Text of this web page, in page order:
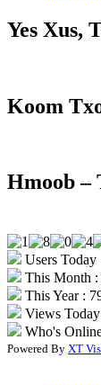
Yes Xus,
Koom
Hmoob –
Users Today
This Month :
This Year :
Views
Who's
Powered By XT